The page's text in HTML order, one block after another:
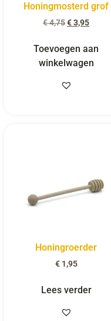
Honingmosterd grof
€4,75€3,95
Toevoegen aan
winkelwagen
Honingroerder
€1,95
Lees verder